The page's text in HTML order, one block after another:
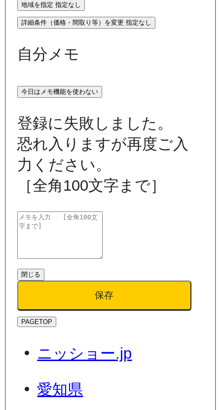
地域を指定 指定なし
詳細条件（価格・間取り等）を変更 指定なし
自分メモ
今日はメモ機能を使わない
登録に失敗しました。
恐れ入りますが再度ご入
力ください。
［全角100文字まで］
閉じる
保存
PAGETOP
ニッショー.jp
愛知県